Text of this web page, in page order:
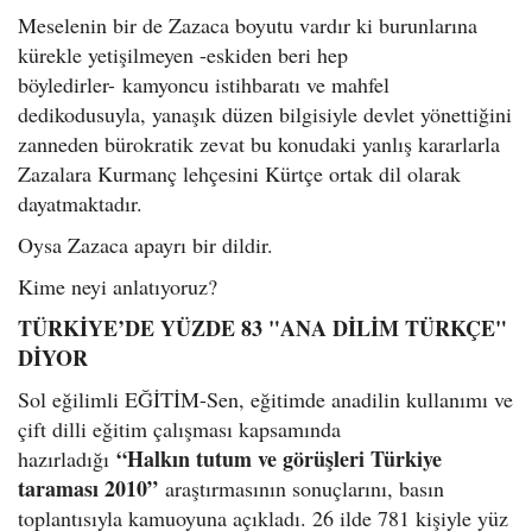
Meselenin bir de Zazaca boyutu vardır ki burunlarına
kürekle yetişilmeyen -eskiden beri hep
böyledirler- kamyoncu istihbaratı ve mahfel
dedikodusuyla, yanaşık düzen bilgisiyle devlet yönettiğini
zanneden bürokratik zevat bu konudaki yanlış kararlarla
Zazalara Kurmanç lehçesini Kürtçe ortak dil olarak
dayatmaktadır.
Oysa Zazaca apayrı bir dildir.
Kime neyi anlatıyoruz?
TÜRKİYE’DE YÜZDE 83 "ANA DİLİM TÜRKÇE"
DİYOR
Sol eğilimli EĞİTİM-Sen, eğitimde anadilin kullanımı ve
çift dilli eğitim çalışması kapsamında
hazırladığı “Halkın tutum ve görüşleri Türkiye
taraması 2010” araştırmasının sonuçlarını, basın
toplantısıyla kamuoyuna açıkladı. 26 ilde 781 kişiyle yüz